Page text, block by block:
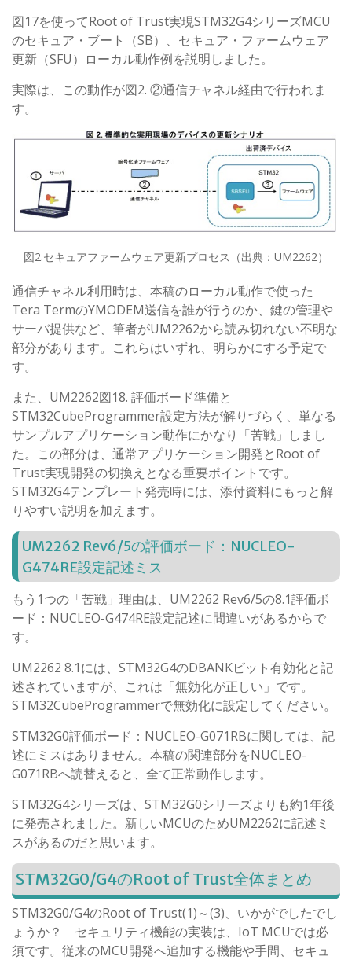
図17を使ってRoot of Trust実現STM32G4シリーズMCU
のセキュア・ブート（SB）、セキュア・ファームウェア
更新（SFU）ローカル動作例を説明しました。
実際は、この動作が図2. ②通信チャネル経由で行われま
す。
図2.セキュアファームウェア更新プロセス（出典：UM2262）
通信チャネル利用時は、本稿のローカル動作で使った
Tera TermのYMODEM送信を誰が行うのか、鍵の管理や
サーバ提供など、筆者がUM2262から読み切れない不明な
部分があります。これらはいずれ、明らかにする予定で
す。
また、UM2262図18. 評価ボード準備と
STM32CubeProgrammer設定方法が解りづらく、単なる
サンプルアプリケーション動作にかなり「苦戦」しまし
た。この部分は、通常アプリケーション開発とRoot of
Trust実現開発の切換えとなる重要ポイントです。
STM32G4テンプレート発売時には、添付資料にもっと解
りやすい説明を加えます。
UM2262 Rev6/5の評価ボード：NUCLEO-
G474RE設定記述ミス
もう1つの「苦戦」理由は、UM2262 Rev6/5の8.1評価ボ
ード：NUCLEO-G474RE設定記述に間違いがあるからで
す。
UM2262 8.1には、STM32G4のDBANKビット有効化と記
述されていますが、これは「無効化が正しい」です。
STM32CubeProgrammerで無効化に設定してください。
STM32G0評価ボード：NUCLEO-G071RBに関しては、記
述にミスはありません。本稿の関連部分をNUCLEO-
G071RBへ読替えると、全て正常動作します。
STM32G4シリーズは、STM32G0シリーズよりも約1年後
に発売されました。新しいMCUのためUM2262に記述ミ
スがあるのだと思います。
STM32G0/G4のRoot of Trust全体まとめ
STM32G0/G4のRoot of Trust(1)～(3)、いかがでしたでし
ょうか？ セキュリティ機能の実装は、IoT MCUでは必
須です。従来のMCU開発へ追加する機能や手間、セキュ